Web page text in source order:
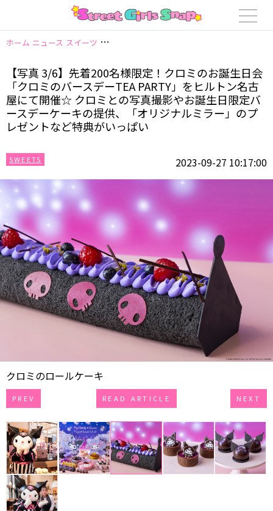
ホーム ニュース スイーツ 【写真 3/6】先着200名様限定！クロミのお誕
【写真 3/6】先着200名様限定！クロミのお誕生日会
「クロミのバースデーTEA PARTY」をヒルトン名古
屋にて開催☆ クロミとの写真撮影やお誕生日限定バ
ースデーケーキの提供、「オリジナルミラー」のプ
レゼントなど特典がいっぱい
SWEETS 2023-09-27 10:17:00
クロミのロールケーキ
PREV READ ARTICLE NEXT